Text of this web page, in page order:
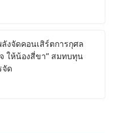
งจัดคอนเสิร์ตการกุศล
จ ให้น้องสี่ขา” สมทบทุน
จัด